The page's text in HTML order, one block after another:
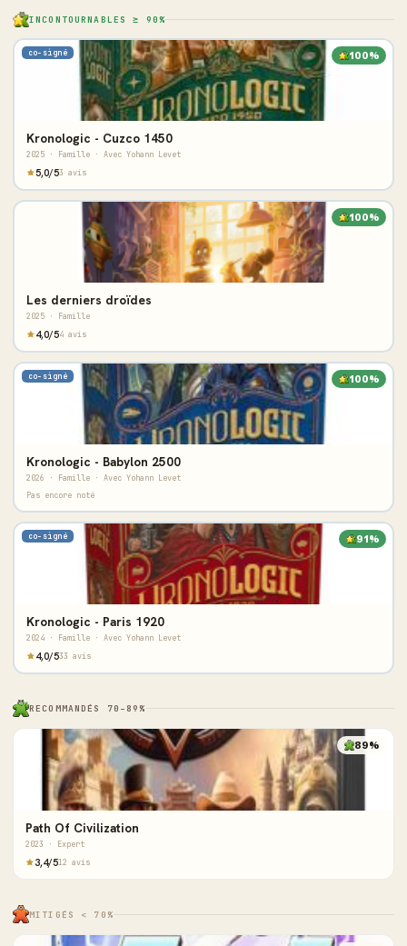
INCONTOURNABLES ≥ 90%
co-signé 100%
Kronologic - Cuzco 1450
2025 · Famille · Avec Yohann Levet
5,0/53 avis
100%
Les derniers droïdes
2025 · Famille
4,0/54 avis
co-signé 100%
Kronologic - Babylon 2500
2026 · Famille · Avec Yohann Levet
Pas encore noté
co-signé 91%
Kronologic - Paris 1920
2024 · Famille · Avec Yohann Levet
4,0/533 avis
RECOMMANDÉS 70–89%
89%
Path Of Civilization
2023 · Expert
3,4/512 avis
MITIGÉS < 70%